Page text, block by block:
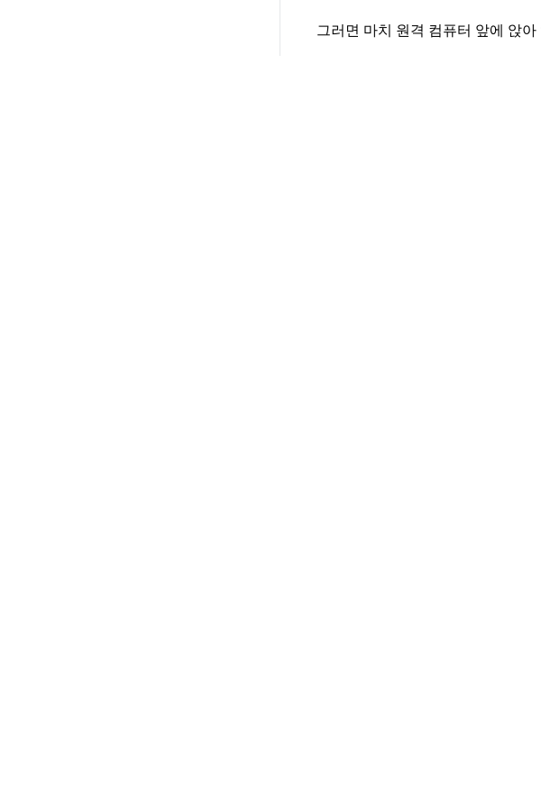
그러면 마치 원격 컴퓨터 앞에 앉